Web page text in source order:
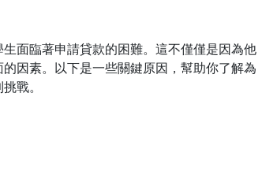
面臨著申請貸款的困難。這不僅僅是因為他
因素。以下是一些關鍵原因，幫助你了解為
戰。